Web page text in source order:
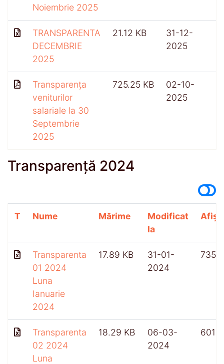
Noiembrie 2025
TRANSPARENTA
DECEMBRIE
2025
21.12 KB
31-12-
2025
Transparența
veniturilor
salariale la 30
Septembrie
2025
725.25 KB
02-10-
2025
Transparență 2024
T Nume Mărime
Modificat
la
Transparenta
01 2024
Luna
Ianuarie
2024
17.89 KB
31-01-
2024
735
Transparenta
02 2024
Luna
18.29 KB
06-03-
2024
601